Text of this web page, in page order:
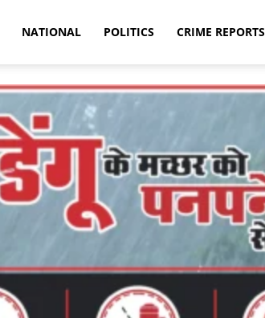
NATIONAL POLITICS CRIME REPORTS